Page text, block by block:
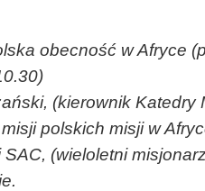
obecność w Afryce
(kierownik Katedry
polskich misji w
SAC, (wieloletni